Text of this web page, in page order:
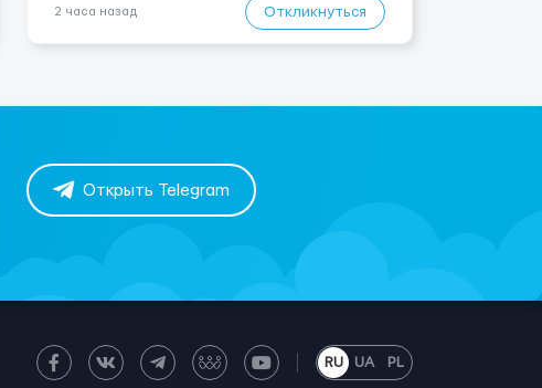
рефрижераторах. В среднем 400–500 км в день.
2 часа назад Откликнуться
Открыть Telegram
RU UA PL